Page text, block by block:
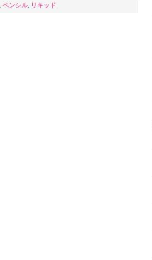
, ペンシル, リキッド